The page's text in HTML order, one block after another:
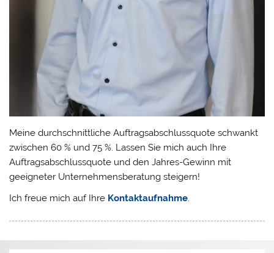
Meine durchschnittliche Auftragsabschlussquote schwankt
zwischen 60 % und 75 %. Lassen Sie mich auch Ihre
Auftragsabschlussquote und den Jahres-Gewinn mit
geeigneter Unternehmensberatung steigern!
Ich freue mich auf Ihre Kontaktaufnahme.